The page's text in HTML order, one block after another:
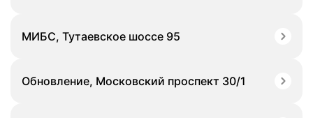
МИБС, Тутаевское шоссе 95
Обновление, Московский проспект 30/1